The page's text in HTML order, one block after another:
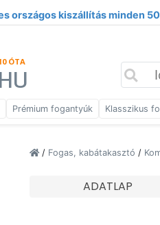
országos kiszállítás minden
ÓTA
HU
Prémium fogantyúk Klasszikus
/ Fogas, kabátakasztó /
ADATLAP